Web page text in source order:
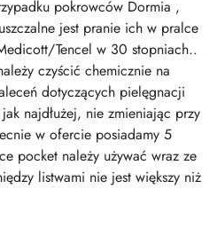
pokrowców Dormia ,
jest pranie ich w pralce
Tencel w 30 stopniach..
czyścić chemicznie na
dotyczących pielęgnacji
najdłużej, nie zmieniając przy
w ofercie posiadamy 5
pocket należy używać wraz ze
listwami nie jest większy niż